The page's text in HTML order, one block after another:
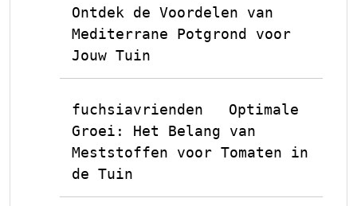
Ontdek de Voordelen van
Mediterrane Potgrond voor
Jouw Tuin
fuchsiavrienden
Optimale
Groei: Het Belang van
Meststoffen voor Tomaten in
de Tuin